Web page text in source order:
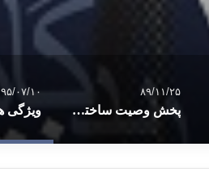
۸۹/۱۱/۲۵
پخش وصیت ساختگی براي كسب ثواب
۹۵/۰۷/۱۰